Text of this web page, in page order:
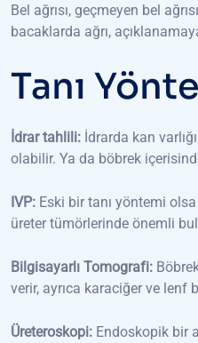
Bel ağrısı, geçmeyen bel
bacaklarda ağrı,
Tanı
İdrar tahlili: İdrarda kan
olabilir. Ya da böbrek
IVP: Eski bir tanı yöntemi
üreter tümörlerinde önemli
Bilgisayarlı Tomografi:
verir, ayrıca karaciğer ve lenf
Üreteroskopi: Endoskopik bir